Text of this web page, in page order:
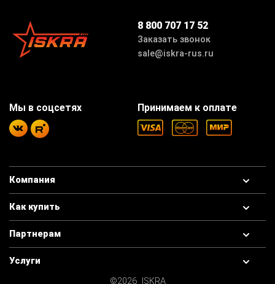
8 800 707 17 52
Заказать звонок
sale@iskra-rus.ru
Компания
Как купить
Партнерам
Услуги
©2026 ISKRA
Принимаем к оплате
Мы в соцсетях